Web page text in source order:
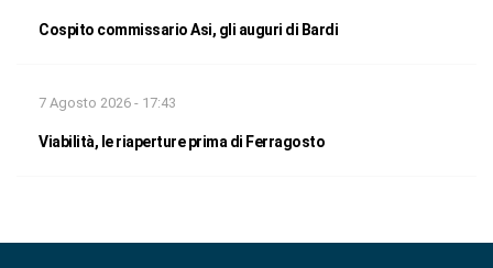
Cospito commissario Asi, gli auguri di Bardi
7 Agosto 2026 - 17:43
Viabilità, le riaperture prima di Ferragosto